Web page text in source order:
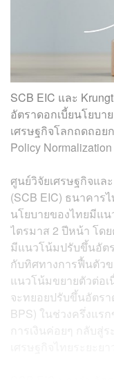
SCB EIC และ
อัตราดอกเบี้ยนโยบา
เศรษฐกิจโลกถดถอ
Policy
ศูนย์วิจัยเศรษฐกิจแล
(SCB EIC) ธนาคา
นโยบายของไทยมีแ
ไตรมาส 2 ปีหน้า โด
มีแนวโน้มปรับขึ้นอัต
กับทิศทางการฟื้นตัวข
แนวโน้มขยายตัวต่อเ
จะทยอยปรับขึ้นอัตรา
BPS) ในช่วงครึ่งแร
การเงินค่อยๆ กลับสู่